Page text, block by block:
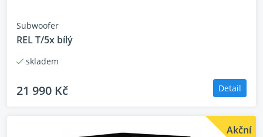
Subwoofer
REL T/5x bílý
skladem
21 990 Kč Detail
Akční